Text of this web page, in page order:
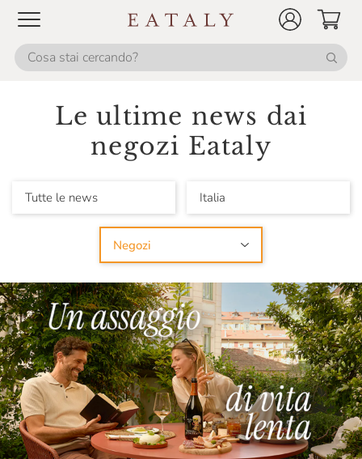
Le ultime news dai
negozi Eataly
Tutte le news Italia
Negozi